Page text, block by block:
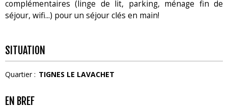
complémentaires (linge de lit, parking, ménage fin de
séjour, wifi...) pour un séjour clés en main!
SITUATION
Quartier : TIGNES LE LAVACHET
EN BREF